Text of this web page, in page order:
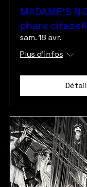
MADAME'S
phare
sam. 18 avr.
Plus d'infos